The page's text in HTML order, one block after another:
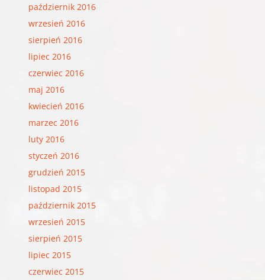
październik 2016
wrzesień 2016
sierpień 2016
lipiec 2016
czerwiec 2016
maj 2016
kwiecień 2016
marzec 2016
luty 2016
styczeń 2016
grudzień 2015
listopad 2015
październik 2015
wrzesień 2015
sierpień 2015
lipiec 2015
czerwiec 2015